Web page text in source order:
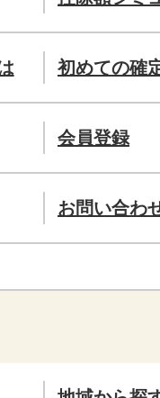
初めての確
会員登録
お問い合わ